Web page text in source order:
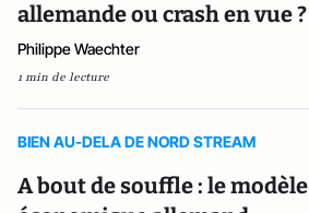
allemande ou crash en vue ?
Philippe Waechter
1 min de lecture
BIEN AU-DELA DE NORD STREAM
A bout de souffle : le modèle